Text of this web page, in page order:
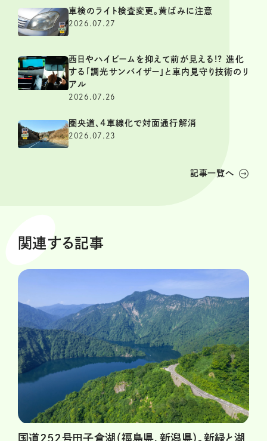
車検のライト検査変更。黄ばみに注意
2026.07.27
西日やハイビームを抑えて前が見える!? 進化
する「調光サンバイザー」と車内見守り技術のリ
アル
2026.07.26
圏央道、4車線化で対面通行解消
2026.07.23
記事一覧へ
関連する記事
国道252号田子倉湖（福島県、新潟県）。新緑と湖